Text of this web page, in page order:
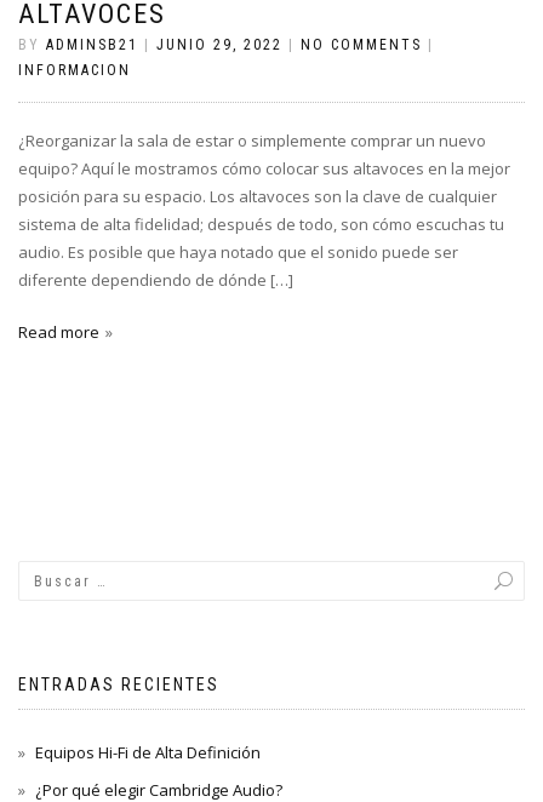
ALTAVOCES
BY ADMINSB21 JUNIO 29, 2022 NO COMMENTS
INFORMACION
¿Reorganizar la sala de estar o simplemente comprar un nuevo
equipo? Aquí le mostramos cómo colocar sus altavoces en la mejor
posición para su espacio. Los altavoces son la clave de cualquier
sistema de alta fidelidad; después de todo, son cómo escuchas tu
audio. Es posible que haya notado que el sonido puede ser
diferente dependiendo de dónde […]
Read more
ENTRADAS RECIENTES
Equipos Hi-Fi de Alta Definición
¿Por qué elegir Cambridge Audio?